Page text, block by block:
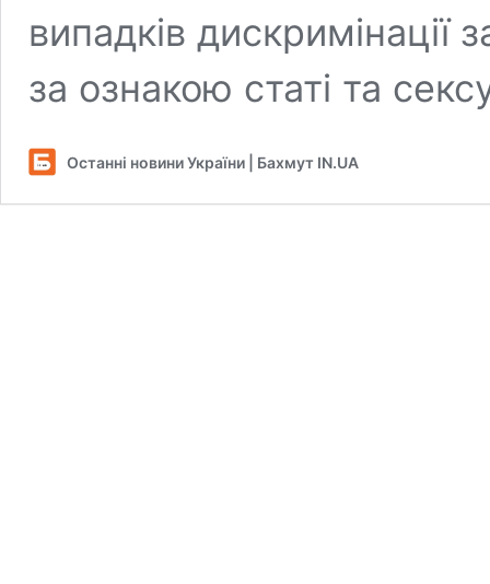
випадків дискримінації
за ознакою статі та
Останні новини України | Бахмут IN.UA